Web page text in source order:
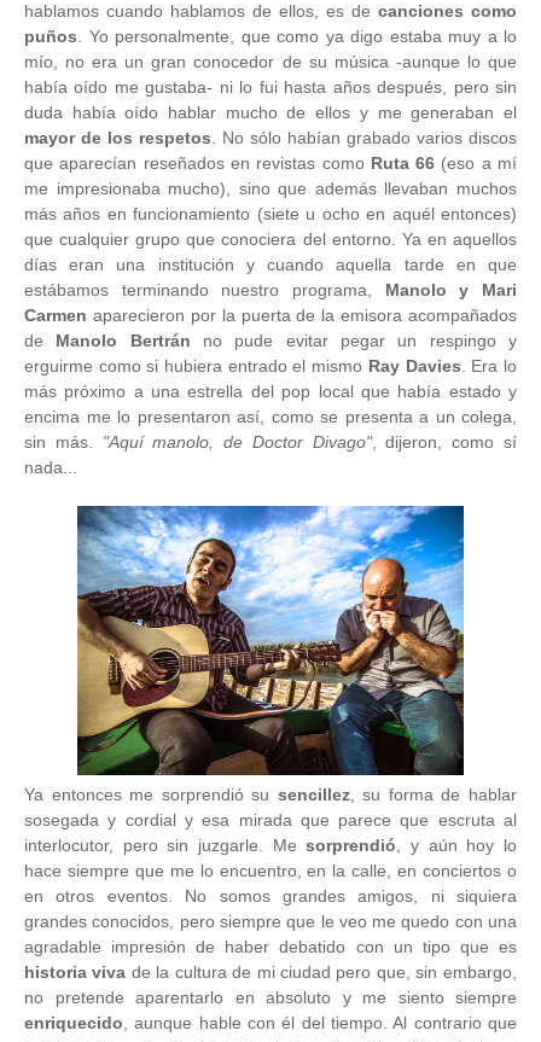
hablamos cuando hablamos de ellos, es de canciones como
puños. Yo personalmente, que como ya digo estaba muy a lo
mío, no era un gran conocedor de su música -aunque lo que
había oído me gustaba- ni lo fui hasta años después, pero sin
duda había oído hablar mucho de ellos y me generaban el
mayor de los respetos. No sólo habían grabado varios discos
que aparecían reseñados en revistas como Ruta 66 (eso a mí
me impresionaba mucho), sino que además llevaban muchos
más años en funcionamiento (siete u ocho en aquél entonces)
que cualquier grupo que conociera del entorno. Ya en aquellos
días eran una institución y cuando aquella tarde en que
estábamos terminando nuestro programa, Manolo y Mari
Carmen aparecieron por la puerta de la emisora acompañados
de Manolo Bertrán no pude evitar pegar un respingo y
erguirme como si hubiera entrado el mismo Ray Davies. Era lo
más próximo a una estrella del pop local que había estado y
encima me lo presentaron así, como se presenta a un colega,
sin más. "Aquí manolo, de Doctor Divago", dijeron, como sí
nada...
Ya entonces me sorprendió su sencillez, su forma de hablar
sosegada y cordial y esa mirada que parece que escruta al
interlocutor, pero sin juzgarle. Mesorprendió, y aún hoy lo
hace siempre que me lo encuentro, en la calle, en conciertos o
en otros eventos. No somos grandes amigos, ni siquiera
grandes conocidos, pero siempre que le veo me quedo con una
agradable impresión de haber debatido con un tipo que es
historia viva de la cultura de mi ciudad pero que, sin embargo,
no pretende aparentarlo en absoluto y me siento siempre
enriquecido, aunque hable con él del tiempo. Al contrario que